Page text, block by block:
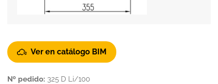
Ver en catálogo BIM
Nº pedido: 325 D Li/100